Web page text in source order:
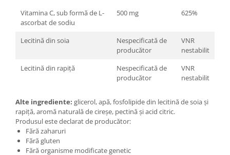
Vitamina C, sub formă de L-
ascorbat de sodiu
500 mg 625%
Lecitină din soia
Nespecificată de
producător
VNR
nestabilit
Lecitină din rapiță
Nespecificată de
producător
VNR
nestabilit
Alte ingrediente: glicerol, apă, fosfolipide din lecitină de soia și
rapiță, aromă naturală de cireșe, pectină și acid citric.
Produsul este declarat de producător:
Fără zaharuri
Fără gluten
Fără organisme modificate genetic